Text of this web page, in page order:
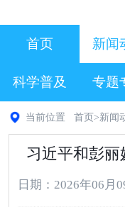
首页 新闻
科学普及 专题
当前位置 首页 >新闻
习近平和彭丽
日期：2026年06月